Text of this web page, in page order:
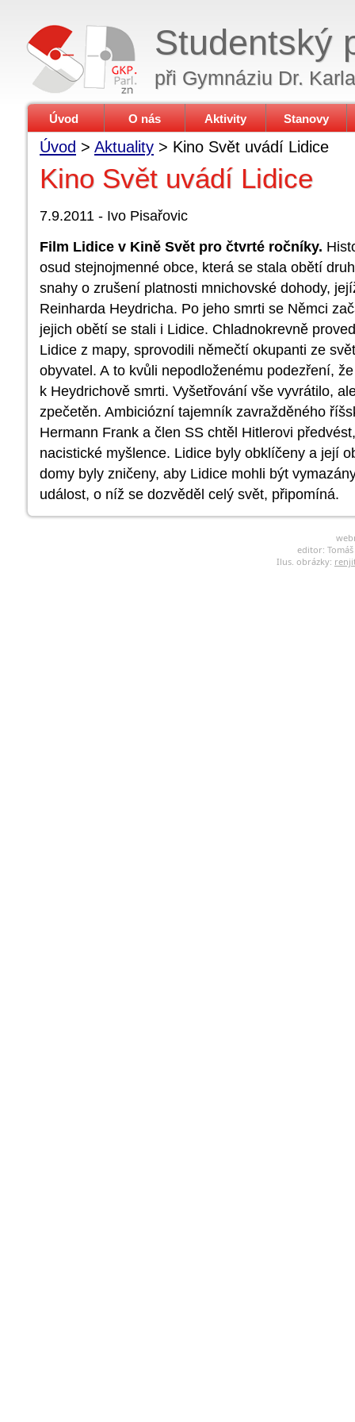
Studentský
při Gymnáziu Dr.
Úvod O nás Aktivity Stanovy
Úvod > Aktuality > Kino Svět uvádí Lidice
Kino Svět uvádí Lidice
7.9.2011 - Ivo Pisařovic
Film Lidice v Kině Svět pro čtvrté ročníky.
osud stejnojmenné obce, která se stala obětí
snahy o zrušení platnosti mnichovské dohody,
Reinharda Heydricha. Po jeho smrti se Němci
jejich obětí se stali i Lidice. Chladnokrevně
Lidice z mapy, sprovodili němečtí okupanti ze
obyvatel. A to kvůli nepodloženému podezření,
k Heydrichově smrti. Vyšetřování vše vyvrátilo,
zpečetěn. Ambiciózní tajemník zavražděného
Hermann Frank a člen SS chtěl Hitlerovi
nacistické myšlence. Lidice byly obklíčeny a její
domy byly zničeny, aby Lidice mohli být
událost, o níž se dozvěděl celý svět, připomíná.
editor:
Ilus. obrázky: